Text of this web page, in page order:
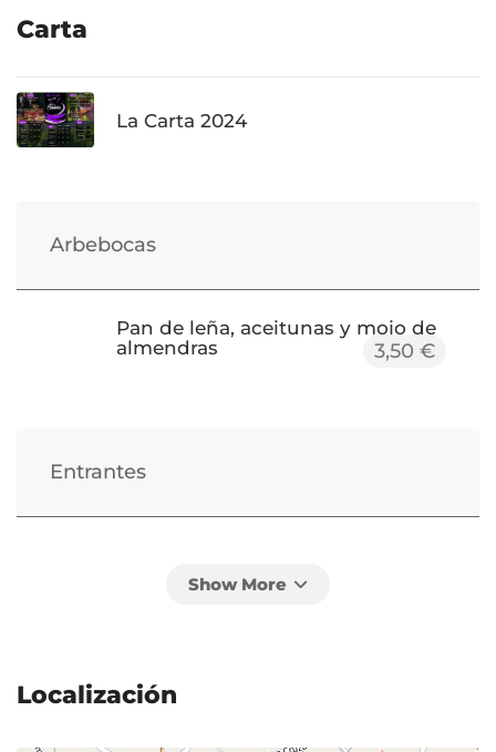
Carta
La Carta 2024
Arbebocas
Pan de leña, aceitunas y mojo de
almendras
3,50 €
Entrantes
Localización